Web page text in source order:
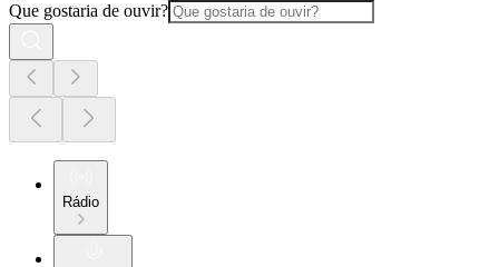
Que gostaria de ouvir?
Rádio